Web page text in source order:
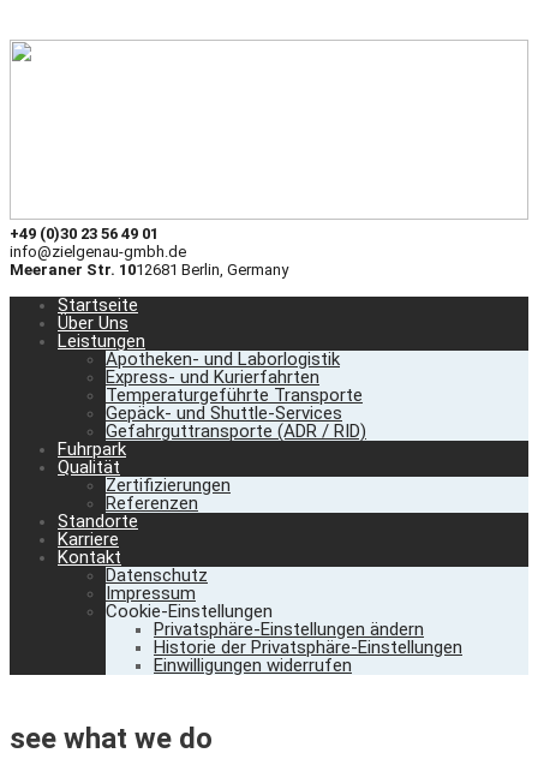
+49 (0)30 23 56 49 01
info@zielgenau-gmbh.de
Meeraner Str. 1012681 Berlin, Germany
Startseite
Über Uns
Leistungen
Apotheken- und Laborlogistik
Express- und Kurierfahrten
Temperaturgeführte Transporte
Gepäck- und Shuttle-Services
Gefahrguttransporte (ADR / RID)
Fuhrpark
Qualität
Zertifizierungen
Referenzen
Standorte
Karriere
Kontakt
Datenschutz
Impressum
Cookie-Einstellungen
Privatsphäre-Einstellungen ändern
Historie der Privatsphäre-Einstellungen
Einwilligungen widerrufen
see what we do